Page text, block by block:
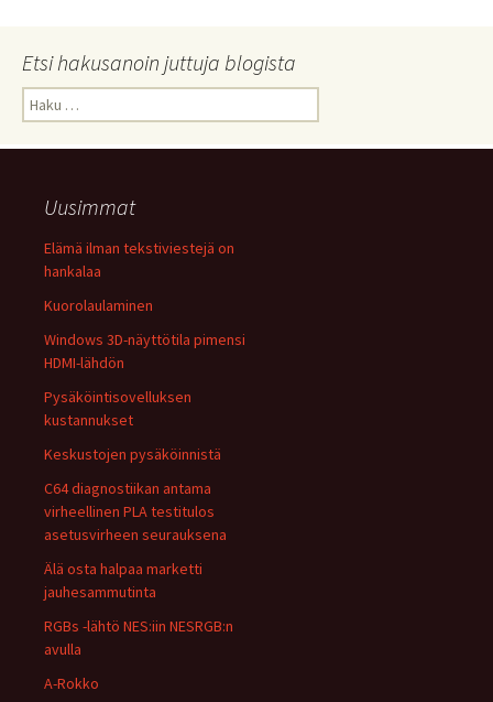
Etsi hakusanoin juttuja blogista
Haku:
Uusimmat
Elämä ilman tekstiviestejä on
hankalaa
Kuorolaulaminen
Windows 3D-näyttötila pimensi
HDMI-lähdön
Pysäköintisovelluksen
kustannukset
Keskustojen pysäköinnistä
C64 diagnostiikan antama
virheellinen PLA testitulos
asetusvirheen seurauksena
Älä osta halpaa marketti
jauhesammutinta
RGBs -lähtö NES:iin NESRGB:n
avulla
A-Rokko